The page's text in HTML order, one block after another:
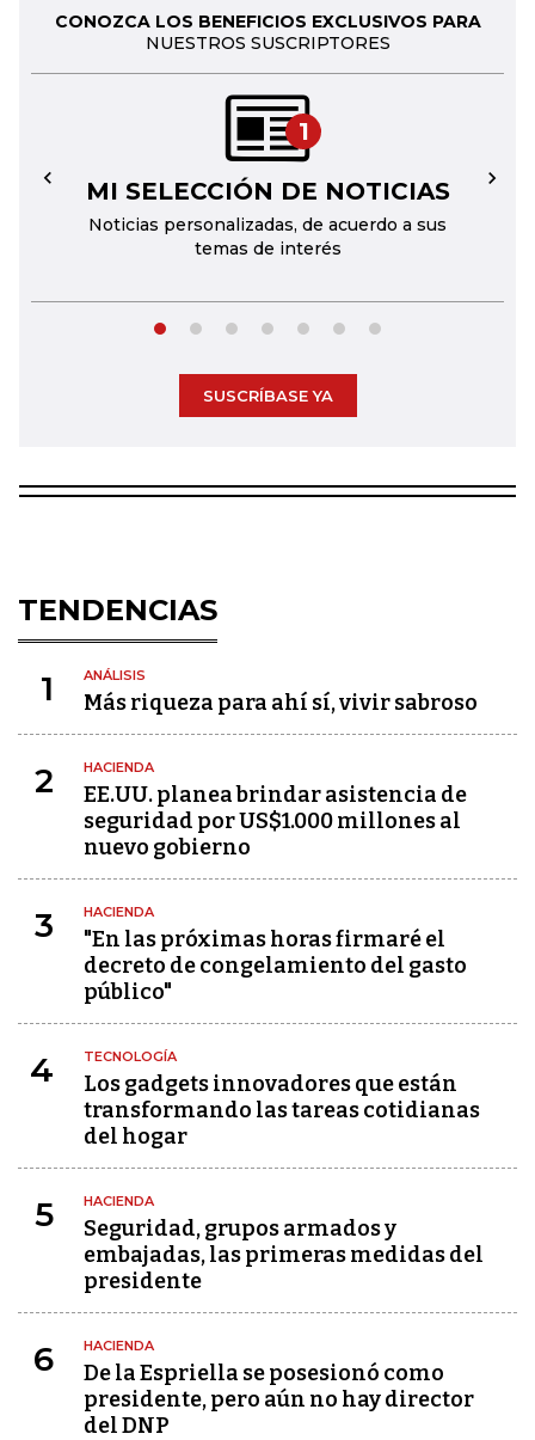
CONOZCA LOS BENEFICIOS EXCLUSIVOS PARA
NUESTROS SUSCRIPTORES
1
MI SELECCIÓN DE NOTICIAS
Noticias personalizadas, de acuerdo a sus
temas de interés
← →
SUSCRÍBASE YA
TENDENCIAS
1 ANÁLISIS
Más riqueza para ahí sí, vivir sabroso
2 HACIENDA
EE.UU. planea brindar asistencia de
seguridad por US$1.000 millones al
nuevo gobierno
3 HACIENDA
"En las próximas horas firmaré el
decreto de congelamiento del gasto
público"
4 TECNOLOGÍA
Los gadgets innovadores que están
transformando las tareas cotidianas
del hogar
5 HACIENDA
Seguridad, grupos armados y
embajadas, las primeras medidas del
presidente
6 HACIENDA
De la Espriella se posesionó como
presidente, pero aún no hay director
del DNP